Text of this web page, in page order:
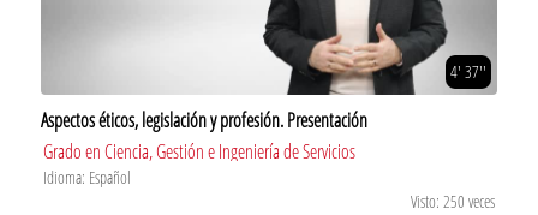
4' 37''
Aspectos éticos, legislación y profesión. Presentación
Grado en Ciencia, Gestión e Ingeniería de Servicios
Idioma: Español
Visto: 250 veces